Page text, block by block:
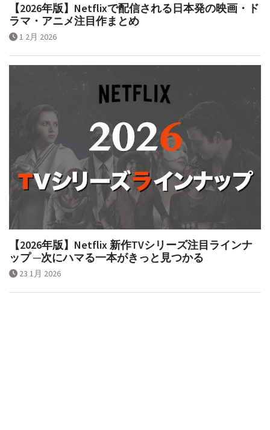
【2026年版】Netflixで配信される日本発の映画・ド
ラマ・アニメ注目作まとめ
1 2月 2026
【2026年版】Netflix 新作TVシリーズ注目ラインナ
ップ ─次にハマる一本がきっと見つかる
23 1月 2026